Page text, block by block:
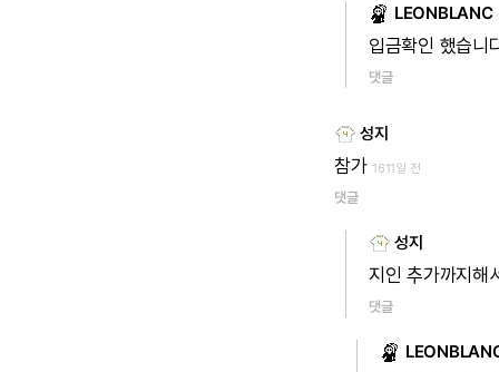
LEONBLANC
입금확인 했습니
댓글
성지
참가 1611일 전
댓글
성지
지인 추가까지해
댓글